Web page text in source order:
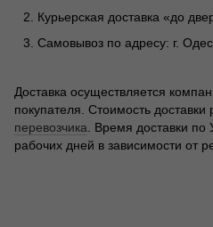
Курьерская доставка «до
Самовывоз по адресу: г.
Доставка осуществляется
покупателя. Стоимость доставки
перевозчика . Время доставки
рабочих дней в зависимости от